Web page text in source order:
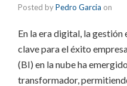
Posted byPedro Garcia on
En la era digital, la
clave para el éxito
(BI) en la nube ha
transformador,